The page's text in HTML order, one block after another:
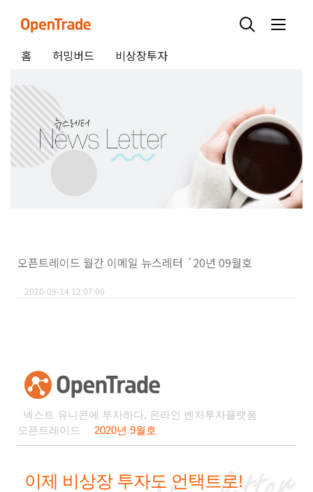
홈 허밍버드 비상장투자
오픈트레이드 월간 이메일 뉴스레터 ´20년 09월호
2020-09-14 12:07:00
넥스트 유니콘에 투자하다, 온라인 벤처투자플랫폼
오픈트레이드 2020년 9월호
이제 비상장 투자도 언택트로!